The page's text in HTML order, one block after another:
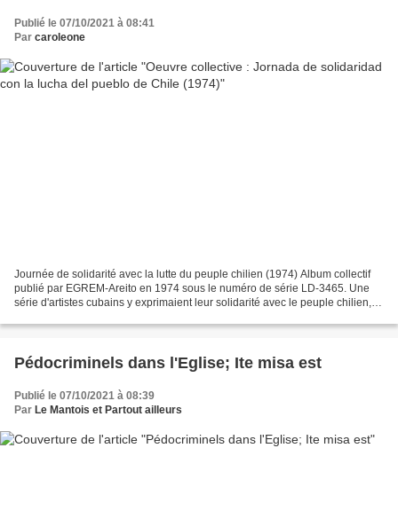
Publié le 07/10/2021 à 08:41
Par caroleone
Journée de solidarité avec la lutte du peuple chilien (1974) Album collectif
publié par EGREM-Areito en 1974 sous le numéro de série LD-3465. Une
série d'artistes cubains y exprimaient leur solidarité avec le peuple chilien,
Pédocriminels dans l'Eglise; Ite misa est
Publié le 07/10/2021 à 08:39
Par Le Mantois et Partout ailleurs